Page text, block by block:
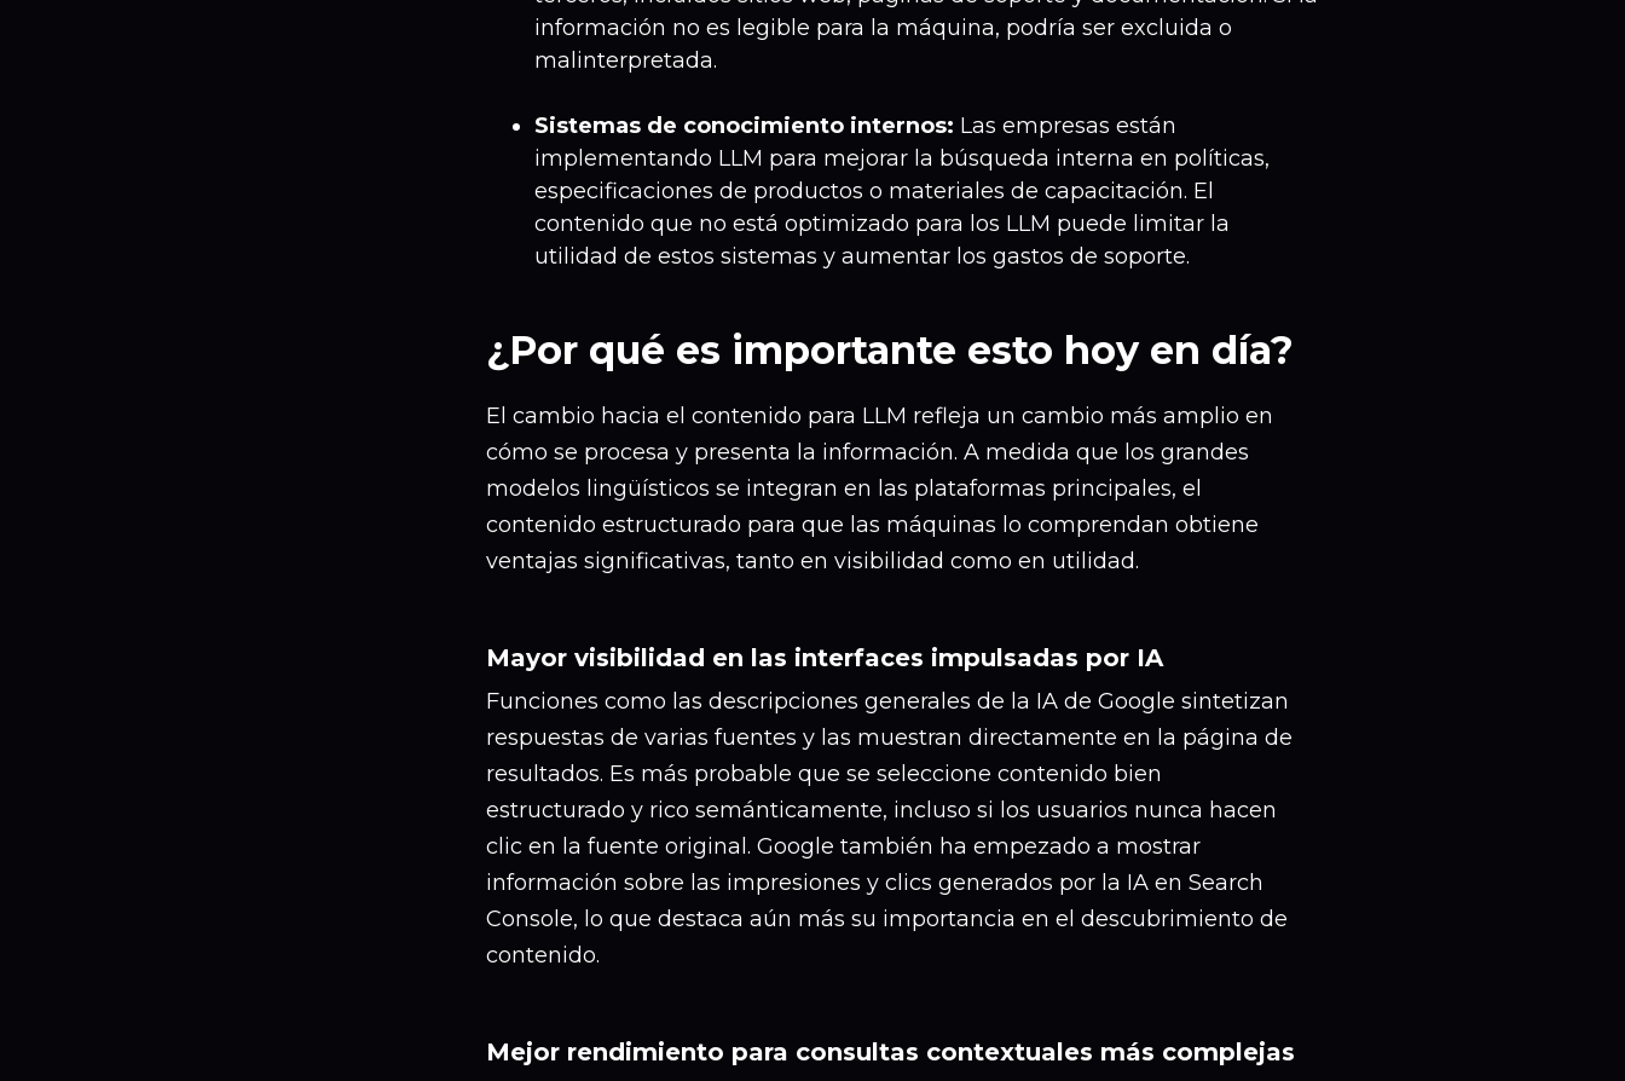
información no es legible para la máquina, podría ser excluida o
malinterpretada.
Sistemas de conocimiento internos: Las empresas están
implementando LLM para mejorar la búsqueda interna en políticas,
especificaciones de productos o materiales de capacitación. El
contenido que no está optimizado para los LLM puede limitar la
utilidad de estos sistemas y aumentar los gastos de soporte.
¿Por qué es importante esto hoy en día?
El cambio hacia el contenido para LLM refleja un cambio más amplio en
cómo se procesa y presenta la información. A medida que los grandes
modelos lingüísticos se integran en las plataformas principales, el
contenido estructurado para que las máquinas lo comprendan obtiene
ventajas significativas, tanto en visibilidad como en utilidad.
Mayor visibilidad en las interfaces impulsadas por IA
Funciones como las descripciones generales de la IA de Google sintetizan
respuestas de varias fuentes y las muestran directamente en la página de
resultados. Es más probable que se seleccione contenido bien
estructurado y rico semánticamente, incluso si los usuarios nunca hacen
clic en la fuente original. Google también ha empezado a mostrar
información sobre las impresiones y clics generados por la IA en Search
Console, lo que destaca aún más su importancia en el descubrimiento de
contenido.
Mejor rendimiento para consultas contextuales más complejas